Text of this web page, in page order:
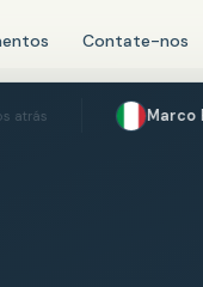
Contate-nos
Ferrarese investido